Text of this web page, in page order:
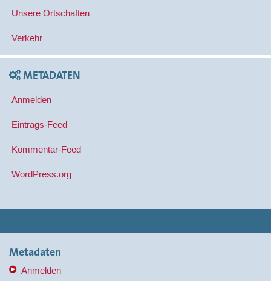
Unsere Ortschaften
Verkehr
METADATEN
Anmelden
Eintrags-Feed
Kommentar-Feed
WordPress.org
Metadaten
Anmelden